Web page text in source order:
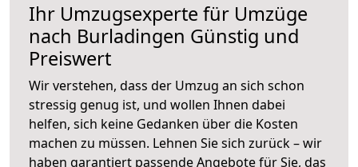
Ihr Umzugsexperte für Umzüge
nach Burladingen Günstig und
Preiswert
Wir verstehen, dass der Umzug an sich schon
stressig genug ist, und wollen Ihnen dabei
helfen, sich keine Gedanken über die Kosten
machen zu müssen. Lehnen Sie sich zurück – wir
haben garantiert passende Angebote für Sie, das